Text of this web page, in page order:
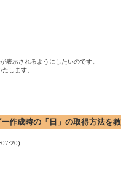
表示されるようにしたいのです。
します。
作成時の「日」の取得方法を教